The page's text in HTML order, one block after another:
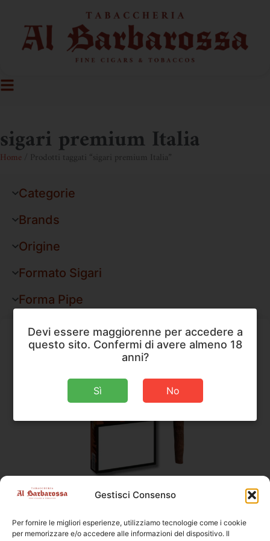
Gestisci Consenso
Per fornire le migliori esperienze, utilizziamo tecnologie come i cookie
per memorizzare e/o accedere alle informazioni del dispositivo. Il
sigari premium Italia
Home / Prodotti taggati “sigari premium Italia”
Categorie
Brands
Origine
Formato Sigari
Forma Pipe
Sigari ,
Toscano Garibaldi Il Grande
Dimensioni
150 × 18 mm
Devi essere maggiorenne per accedere a
questo sito. Confermi di avere almeno 18
anni?
Sì No